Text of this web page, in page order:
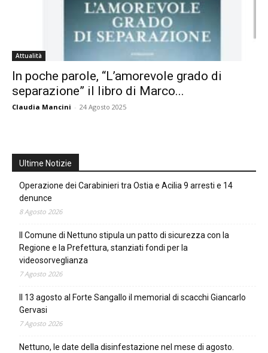
Attualità
In poche parole, “L’amorevole grado di
separazione” il libro di Marco...
Claudia Mancini - 24 Agosto 2025
Ultime Notizie
Operazione dei Carabinieri tra Ostia e Acilia 9 arresti e 14
denunce
8 Agosto 2026
Il Comune di Nettuno stipula un patto di sicurezza con la
Regione e la Prefettura, stanziati fondi per la
videosorveglianza
7 Agosto 2026
Il 13 agosto al Forte Sangallo il memorial di scacchi Giancarlo
Gervasi
7 Agosto 2026
Nettuno, le date della disinfestazione nel mese di agosto.